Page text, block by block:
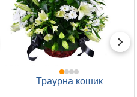
Траурна кошик